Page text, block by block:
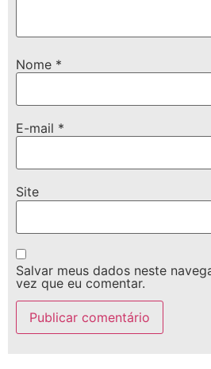
Nome *
E-mail *
Site
Salvar meus dados neste
vez que eu comentar.